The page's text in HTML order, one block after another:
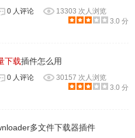
0 人评论
13303 次人浏览
3.0 分
下载插件怎么用
0 人评论
30157 次人浏览
3.0 分
多文件下载器插件